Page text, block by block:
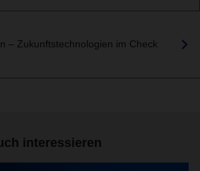
– Zukunftstechnologien im Check
interessieren